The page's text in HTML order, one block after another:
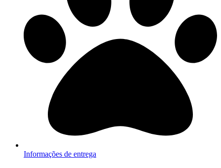
Informações de entrega